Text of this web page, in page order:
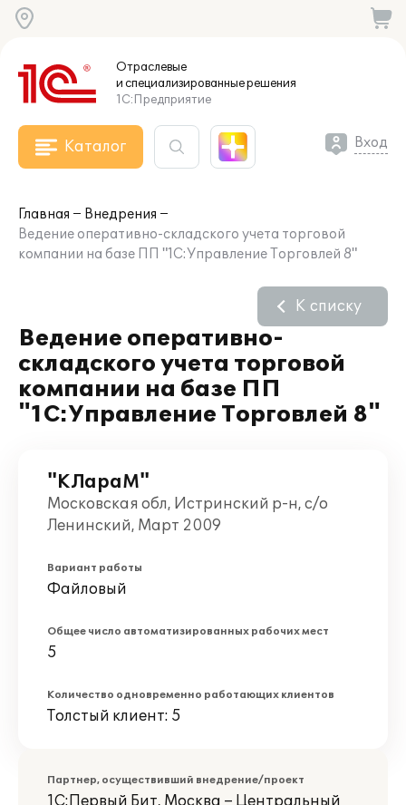
Отраслевые
и специализированныерешения
1С:Предприятие
Каталог Вход
Главная
Внедрения
Ведение оперативно-складского учета торговой
компании на базе ПП "1С:Управление Торговлей 8"
Ведение оперативно-
складского учета торговой
компании на базе ПП
"1С:Управление Торговлей 8"
К списку
"КЛараМ"
Московская обл, Истринский р-н, с/о
Ленинский, Март 2009
Вариант работы
Файловый
Общее число автоматизированных рабочих мест
5
Количество одновременно работающих клиентов
Толстый клиент: 5
Партнер, осуществивший внедрение/проект
1С:Первый Бит, Москва – Центральный